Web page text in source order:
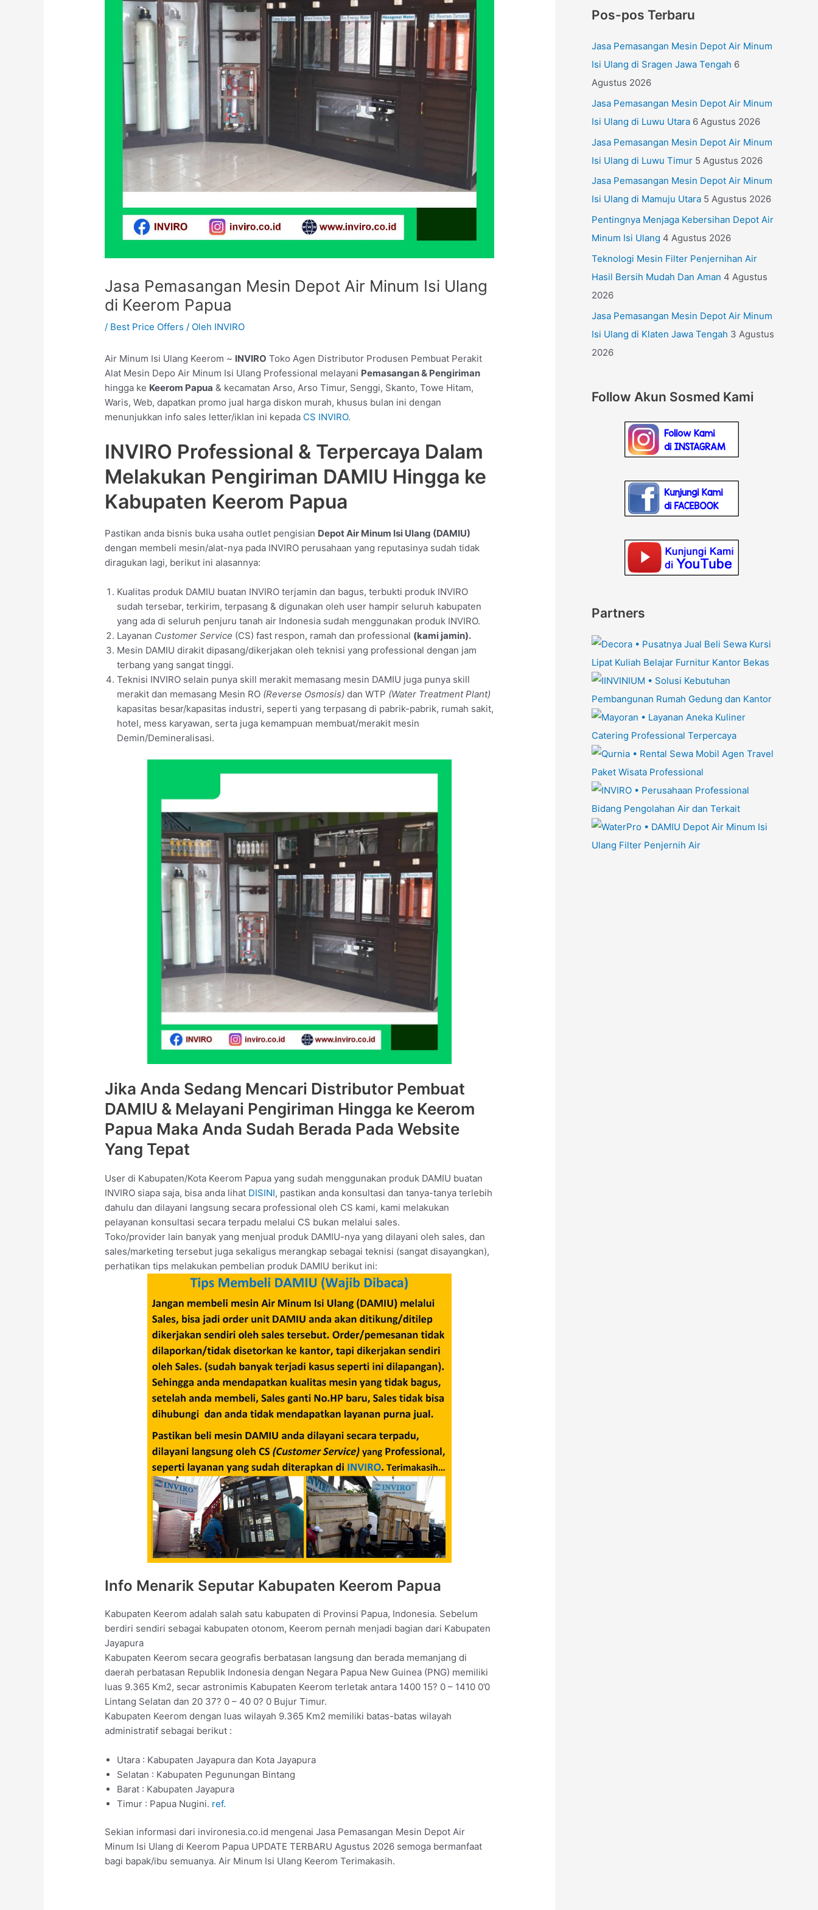
Jasa Pemasangan Mesin Depot Air Minum Isi Ulang
di Keerom Papua
/ Best Price Offers / Oleh INVIRO
Air Minum Isi Ulang Keerom ~ INVIRO Toko Agen Distributor Produsen Pembuat Perakit
Alat Mesin Depo Air Minum Isi Ulang Professional melayani Pemasangan & Pengiriman
hingga ke Keerom Papua & kecamatan Arso, Arso Timur, Senggi, Skanto, Towe Hitam,
Waris, Web, dapatkan promo jual harga diskon murah, khusus bulan ini dengan
menunjukkan info sales letter/iklan ini kepada CS INVIRO.
INVIRO Professional & Terpercaya Dalam
Melakukan Pengiriman DAMIU Hingga ke
Kabupaten Keerom Papua
Pastikan anda bisnis buka usaha outlet pengisian Depot Air Minum Isi Ulang (DAMIU)
dengan membeli mesin/alat-nya pada INVIRO perusahaan yang reputasinya sudah tidak
diragukan lagi, berikut ini alasannya:
Kualitas produk DAMIU buatan INVIRO terjamin dan bagus, terbukti produk INVIRO
sudah tersebar, terkirim, terpasang & digunakan oleh user hampir seluruh kabupaten
yang ada di seluruh penjuru tanah air Indonesia sudah menggunakan produk INVIRO.
Layanan Customer Service (CS) fast respon, ramah dan professional (kami jamin).
Mesin DAMIU dirakit dipasang/dikerjakan oleh teknisi yang professional dengan jam
terbang yang sangat tinggi.
Teknisi INVIRO selain punya skill merakit memasang mesin DAMIU juga punya skill
merakit dan memasang Mesin RO (Reverse Osmosis) dan WTP (Water Treatment Plant)
kapasitas besar/kapasitas industri, seperti yang terpasang di pabrik-pabrik, rumah sakit,
hotel, mess karyawan, serta juga kemampuan membuat/merakit mesin
Demin/Demineralisasi.
Jika Anda Sedang Mencari Distributor Pembuat
DAMIU & Melayani Pengiriman Hingga ke Keerom
Papua Maka Anda Sudah Berada Pada Website
Yang Tepat
User di Kabupaten/Kota Keerom Papua yang sudah menggunakan produk DAMIU buatan
INVIRO siapa saja, bisa anda lihat DISINI, pastikan anda konsultasi dan tanya-tanya terlebih
dahulu dan dilayani langsung secara professional oleh CS kami, kami melakukan
pelayanan konsultasi secara terpadu melalui CS bukan melalui sales.
Toko/provider lain banyak yang menjual produk DAMIU-nya yang dilayani oleh sales, dan
sales/marketing tersebut juga sekaligus merangkap sebagai teknisi (sangat disayangkan),
perhatikan tips melakukan pembelian produk DAMIU berikut ini:
Info Menarik Seputar Kabupaten Keerom Papua
Kabupaten Keerom adalah salah satu kabupaten di Provinsi Papua, Indonesia. Sebelum
berdiri sendiri sebagai kabupaten otonom, Keerom pernah menjadi bagian dari Kabupaten
Jayapura
Kabupaten Keerom secara geografis berbatasan langsung dan berada memanjang di
daerah perbatasan Republik Indonesia dengan Negara Papua New Guinea (PNG) memiliki
luas 9.365 Km2, secar astronimis Kabupaten Keerom terletak antara 1400 15? 0 – 1410 0’0
Lintang Selatan dan 20 37? 0 – 40 0? 0 Bujur Timur.
Kabupaten Keerom dengan luas wilayah 9.365 Km2 memiliki batas-batas wilayah
administratif sebagai berikut :
Utara : Kabupaten Jayapura dan Kota Jayapura
Selatan : Kabupaten Pegunungan Bintang
Barat : Kabupaten Jayapura
Timur : Papua Nugini. ref.
Sekian informasi dari invironesia.co.id mengenai Jasa Pemasangan Mesin Depot Air
Minum Isi Ulang di Keerom Papua UPDATE TERBARU Agustus 2026 semoga bermanfaat
bagi bapak/ibu semuanya. Air Minum Isi Ulang Keerom Terimakasih.
Pos-pos Terbaru
Jasa Pemasangan Mesin Depot Air Minum
Isi Ulang di Sragen Jawa Tengah 6
Agustus 2026
Jasa Pemasangan Mesin Depot Air Minum
Isi Ulang di Luwu Utara 6 Agustus 2026
Jasa Pemasangan Mesin Depot Air Minum
Isi Ulang di Luwu Timur 5 Agustus 2026
Jasa Pemasangan Mesin Depot Air Minum
Isi Ulang di Mamuju Utara 5 Agustus 2026
Pentingnya Menjaga Kebersihan Depot Air
Minum Isi Ulang 4 Agustus 2026
Teknologi Mesin Filter Penjernihan Air
Hasil Bersih Mudah Dan Aman 4 Agustus
2026
Jasa Pemasangan Mesin Depot Air Minum
Isi Ulang di Klaten Jawa Tengah 3 Agustus
2026
Follow Akun Sosmed Kami
Partners